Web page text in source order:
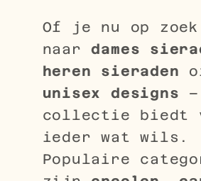
Of je nu op
naardames
heren sieraden
unisex designs –
collectie biedt
ieder wat wils.
Populaire